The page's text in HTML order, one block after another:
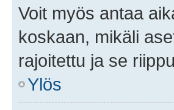
Voit myös antaa
koskaan, mikäli
rajoitettu ja se
Ylös